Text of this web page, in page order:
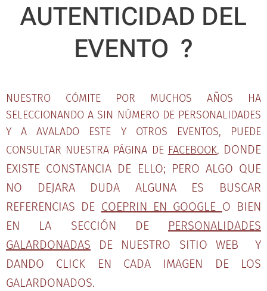
AUTENTICIDAD DEL
EVENTO ?
NUESTRO CÓMITE POR MUCHOS AÑOS HA
SELECCIONANDO A SIN NÚMERO DE PERSONALIDADES
Y A AVALADO ESTE Y OTROS EVENTOS, PUEDE
CONSULTAR NUESTRA PÁGINA DE FACEBOOK, DONDE
EXISTE CONSTANCIA DE ELLO; PERO ALGO QUE
NO DEJARA DUDA ALGUNA ES BUSCAR
REFERENCIAS DE COEPRIN EN GOOGLE O BIEN
EN LA SECCIÓN DE PERSONALIDADES
GALARDONADAS DE NUESTRO SITIO WEB Y
DANDO CLICK EN CADA IMAGEN DE LOS
GALARDONADOS.